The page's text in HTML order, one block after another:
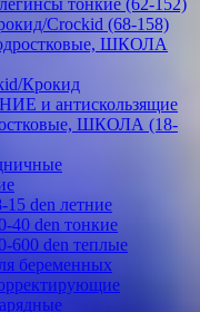
тонкие (62-152)
Crockid (68-158)
ШКОЛА
Крокид
и антискользящие
ШКОЛА (18-
15 den летние
40 den тонкие
600 den теплые
беременных